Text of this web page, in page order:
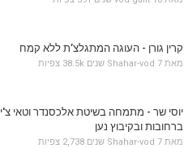
קרין גורן - העוגה המתגלצ’ת ללא קמח
מאת Shahar-vod 7 שנים 38.5k צפיות
יוסי שר - מתמחה בשיטת אלכסנדר וטאי צ'י
ברחובות ובקיבוץ נען
מאת Shahar-vod 7 שנים 2,738 צפיות